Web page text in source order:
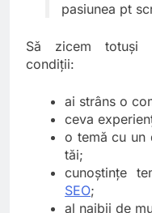
pasiunea pt
Să zicem totuşi
condiţii:
ai strâns o
ceva
o temă cu un
tăi;
cunoştinţe
SEO;
al naibii de